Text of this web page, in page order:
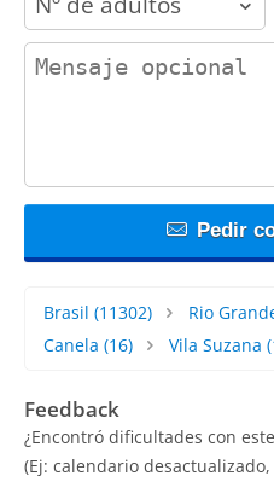
contact_message
Pedir
Brasil (11302) Rio
Canela (16) Vila Suzana
Feedback
¿Encontró dificultades con
(Ej: calendario